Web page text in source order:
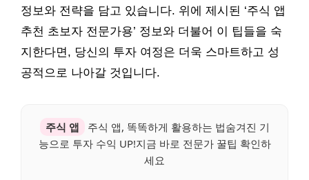
정보와 전략을 담고 있습니다. 위에 제시된 ‘주식 앱
추천 초보자 전문가용’ 정보와 더불어 이 팁들을 숙
지한다면, 당신의 투자 여정은 더욱 스마트하고 성
공적으로 나아갈 것입니다.
주식 앱
주식 앱, 똑똑하게 활용하는 법숨겨진 기
능으로 투자 수익 UP!지금 바로 전문가 꿀팁 확인하
세요